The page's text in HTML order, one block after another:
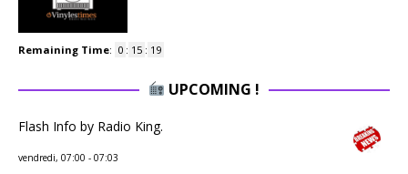
Remaining Time: 0 : 15 : 18
UPCOMING !
Flash Info by Radio King.
vendredi, 07:00 - 07:03